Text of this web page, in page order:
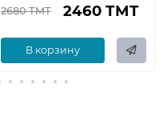
2680 ТМТ 2460 ТМТ
В корзину